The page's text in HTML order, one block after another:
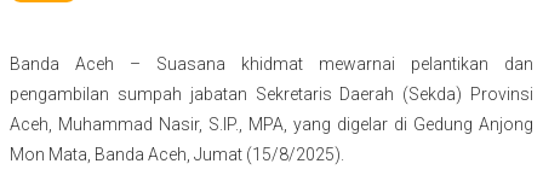
Banda Aceh – Suasana khidmat mewarnai pelantikan dan
pengambilan sumpah jabatan Sekretaris Daerah (Sekda) Provinsi
Aceh, Muhammad Nasir, S.IP., MPA, yang digelar di Gedung Anjong
Mon Mata, Banda Aceh, Jumat (15/8/2025).